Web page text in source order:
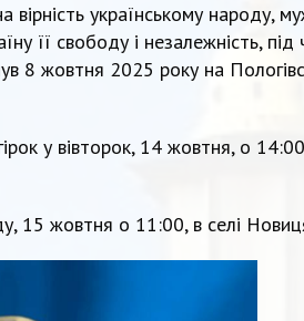
вірність українському народу,
її свободу і незалежність,
8 жовтня 2025 року на
у вівторок, 14 жовтня, о
15 жовтня о 11:00, в селі